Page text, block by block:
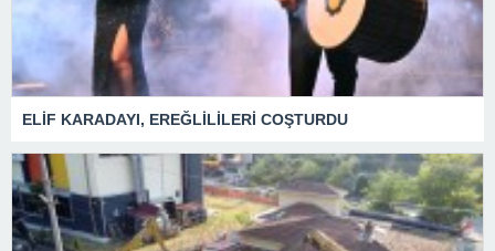
ELİF KARADAYI, EREĞLİLİLERİ COŞTURDU